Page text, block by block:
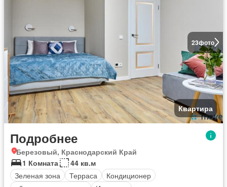
23фото
Квартира
Подробнее
Березовый, Краснодарский Край
1 Комната
44 кв.м
Зеленая зона
Терраса
Кондиционер